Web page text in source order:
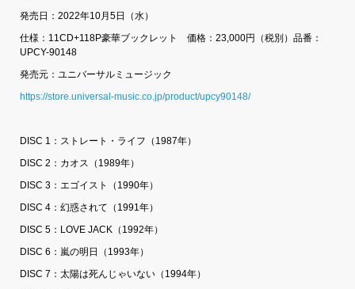
発売日：2022年10月5日（水）
仕様：11CD+118P豪華ブックレット 価格：23,000円（税別）品番：
UPCY-90148
発売元：ユニバーサルミュージック
https://store.universal-music.co.jp/product/upcy90148/
DISC 1：ストレート・ライフ（1987年）
DISC 2：カオス（1989年）
DISC 3：エゴイスト（1990年）
DISC 4：幻惑されて（1991年）
DISC 5：LOVE JACK（1992年）
DISC 6：嵐の明日（1993年）
DISC 7：太陽は死んじゃいない（1994年）